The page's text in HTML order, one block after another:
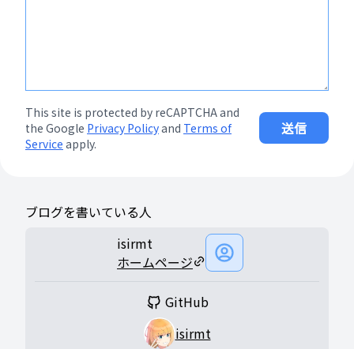
送信
This site is protected by reCAPTCHA and
the Google Privacy Policyand Terms of
Service apply.
ブログを書いている人
isirmt
ホームページ
GitHub
isirmt